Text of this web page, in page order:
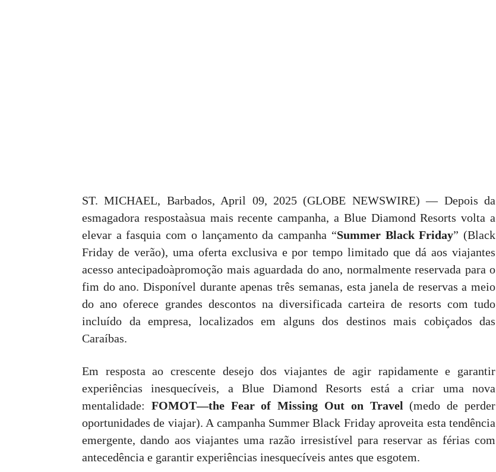
ST. MICHAEL, Barbados, April 09, 2025 (GLOBE NEWSWIRE) — Depois da
esmagadora respostaàsua mais recente campanha, a Blue Diamond Resorts volta a
elevar a fasquia com o lançamento da campanha “Summer Black Friday” (Black
Friday de verão), uma oferta exclusiva e por tempo limitado que dá aos viajantes
acesso antecipadoàpromoção mais aguardada do ano, normalmente reservada para o
fim do ano. Disponível durante apenas três semanas, esta janela de reservas a meio
do ano oferece grandes descontos na diversificada carteira de resorts com tudo
incluído da empresa, localizados em alguns dos destinos mais cobiçados das
Caraíbas.
Em resposta ao crescente desejo dos viajantes de agir rapidamente e garantir
experiências inesquecíveis, a Blue Diamond Resorts está a criar uma nova
mentalidade: FOMOT—the Fear of Missing Out on Travel (medo de perder
oportunidades de viajar). A campanha Summer Black Friday aproveita esta tendência
emergente, dando aos viajantes uma razão irresistível para reservar as férias com
antecedência e garantir experiências inesquecíveis antes que esgotem.